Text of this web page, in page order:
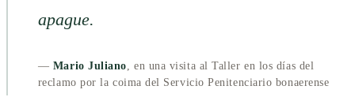
apague.
— Mario Juliano, en una visita al Taller en los días del
reclamo por la coima del Servicio Penitenciario bonaerense